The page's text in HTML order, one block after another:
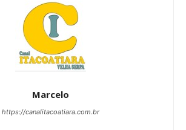
Marcelo
https://canalitacoatiara.com.br